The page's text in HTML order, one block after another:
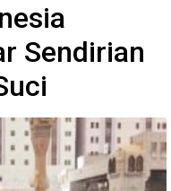
Sendirian